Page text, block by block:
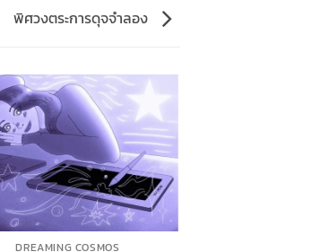
พิศวงตระการดุจจำลอง
DREAMING COSMOS